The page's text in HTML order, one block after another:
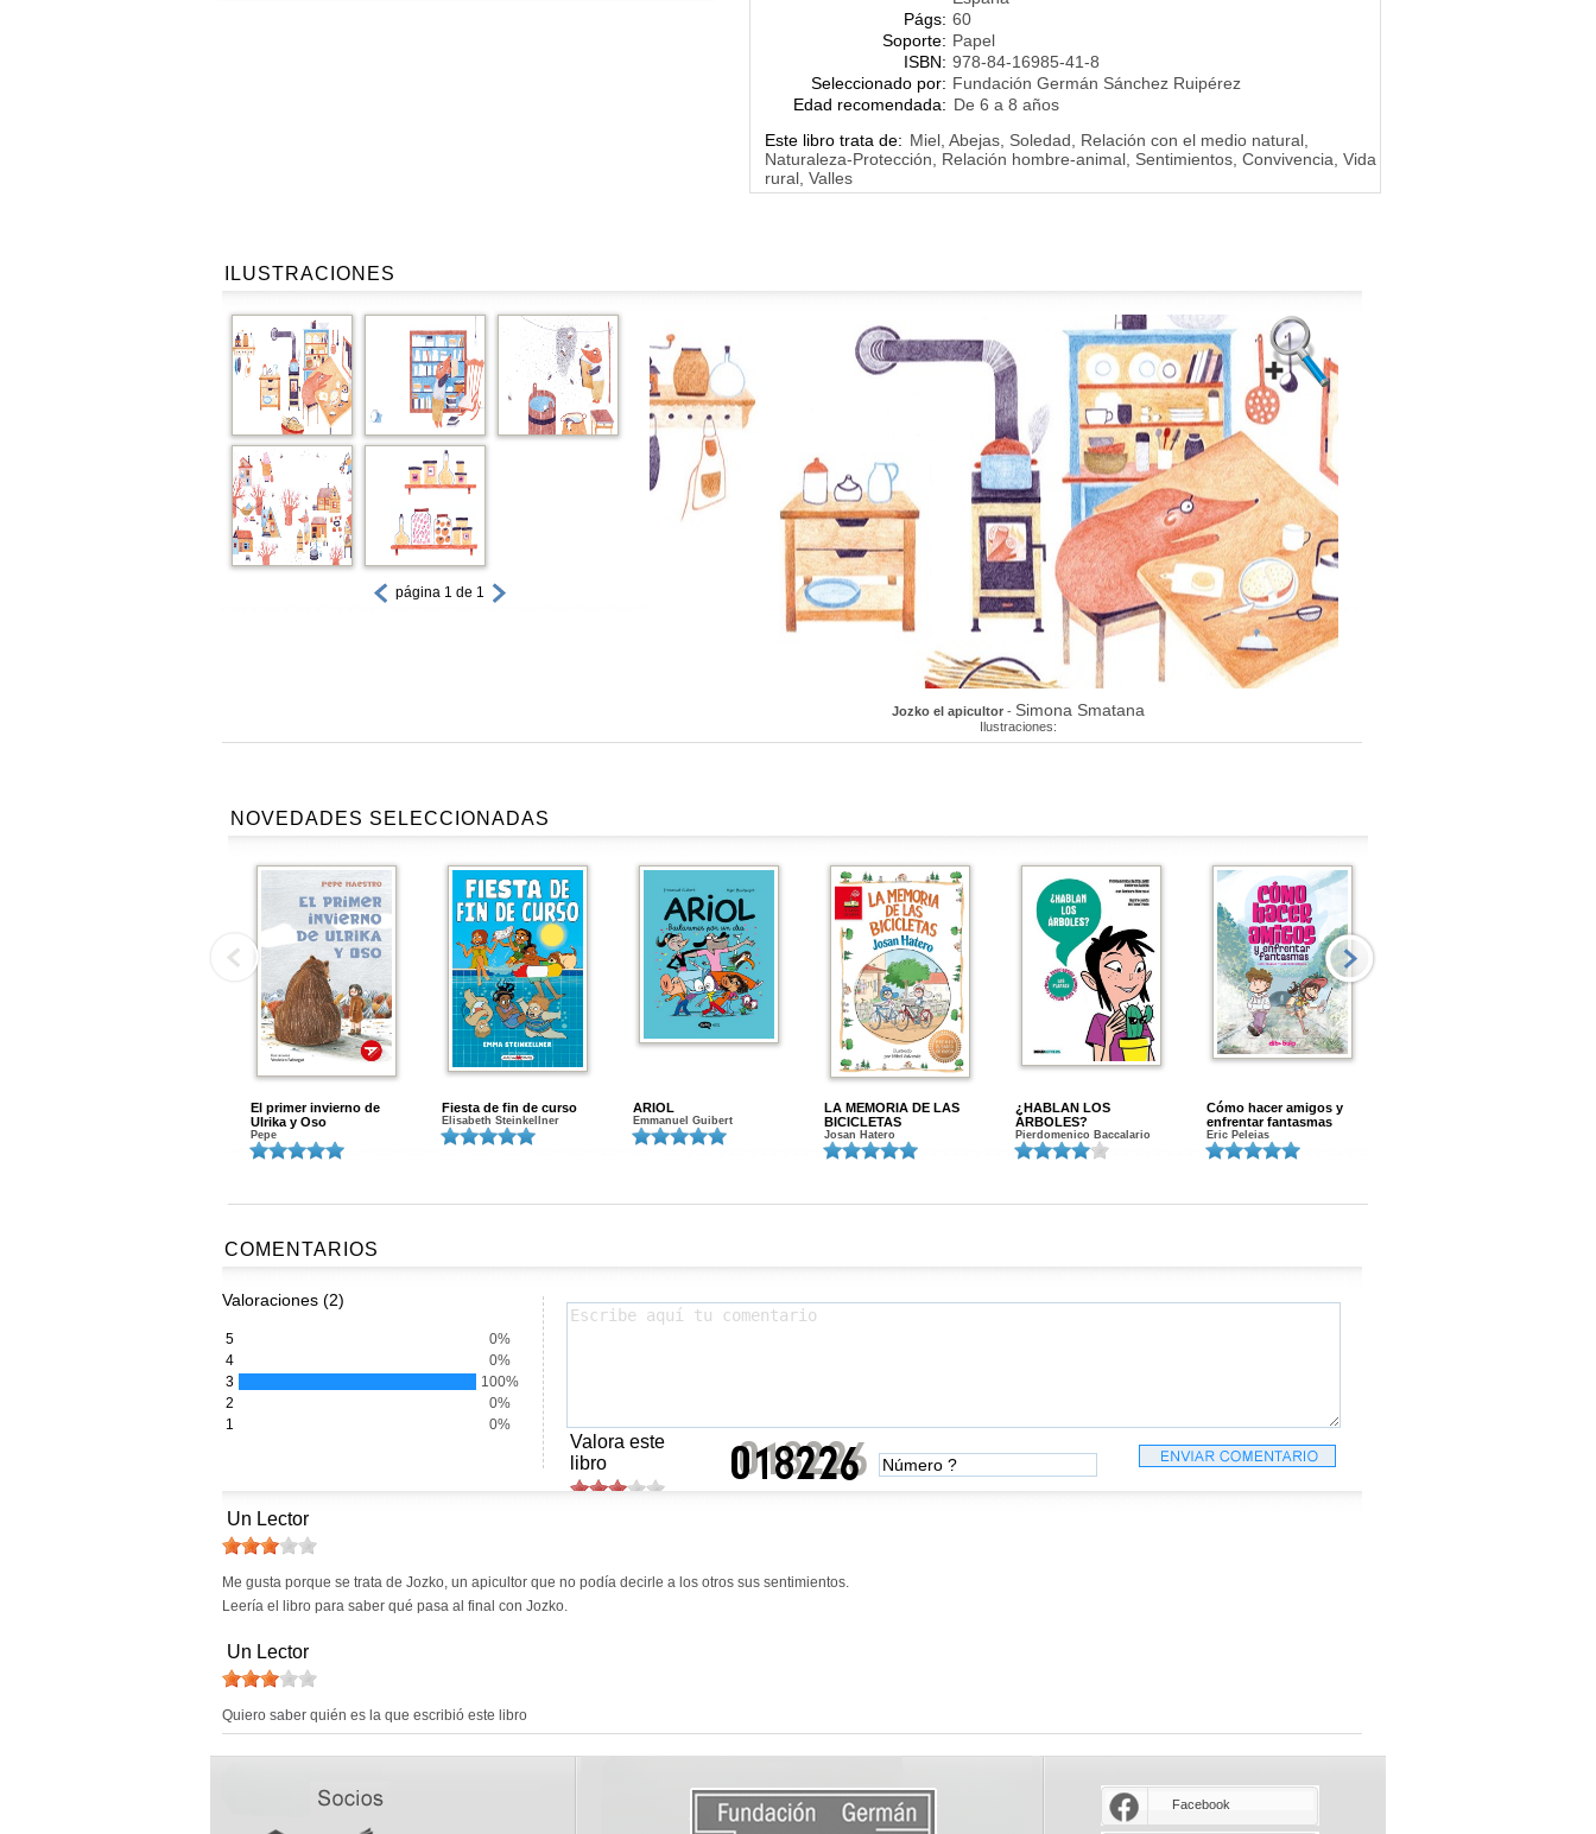
Págs: 60
Soporte: Papel
ISBN: 978-84-16985-41-8
Seleccionado por: Fundación Germán Sánchez Ruipérez
Edad recomendada: De 6 a 8 años
Este libro trata de: Miel, Abejas, Soledad, Relación con el medio natural,
Naturaleza-Protección, Relación hombre-animal, Sentimientos, Convivencia, Vida
rural, Valles
ILUSTRACIONES
página 1 de 1
Jozko el apicultor- Simona Smatana
Ilustraciones:
NOVEDADES SELECCIONADAS
El primer invierno de
Ulrika y Oso
Pepe
Fiesta de fin de curso
Elisabeth Steinkellner
ARIOL
Emmanuel Guibert
LA MEMORIA DE LAS
BICICLETAS
Josan Hatero
¿HABLAN LOS
ÁRBOLES?
Pierdomenico Baccalario
Cómo hacer amigos y
enfrentar fantasmas
Eric Peleias
COMENTARIOS
Valoraciones (2)
5
0%
4
0%
3
100%
2
0%
1
0%
Valora este
libro
Un Lector
Me gusta porque se trata de Jozko, un apicultor que no podía decirle a los otros sus sentimientos.
Leería el libro para saber qué pasa al final con Jozko.
Un Lector
Quiero saber quién es la que escribió este libro
Facebook